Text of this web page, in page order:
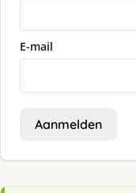
E-mail
Aanmelden